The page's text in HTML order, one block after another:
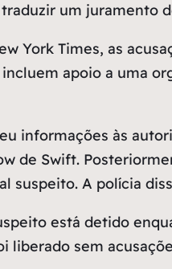
um juramento
York Times, as
incluem apoio a uma
informações às
de Swift.
suspeito. A polícia
está detido
liberado sem